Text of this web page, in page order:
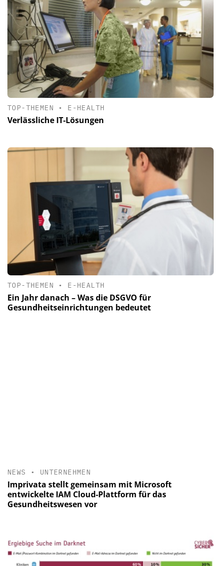
TOP-THEMEN • E-HEALTH
Verlässliche IT-Lösungen
TOP-THEMEN • E-HEALTH
Ein Jahr danach – Was die DSGVO für
Gesundheitseinrichtungen bedeutet
NEWS • UNTERNEHMEN
Imprivata stellt gemeinsam mit Microsoft
entwickelte IAM Cloud-Plattform für das
Gesundheitswesen vor